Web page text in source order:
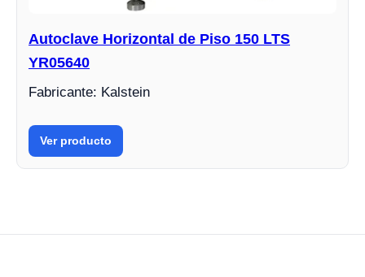
Autoclave Horizontal de Piso 150 LTS
YR05640
Fabricante: Kalstein
Ver producto